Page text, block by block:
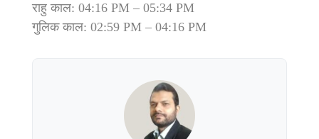
राहु काल: 04:16 PM – 05:34 PM
गुलिक काल: 02:59 PM – 04:16 PM